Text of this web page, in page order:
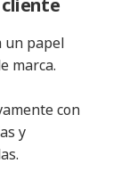
cliente
un papel
marca.
con
y